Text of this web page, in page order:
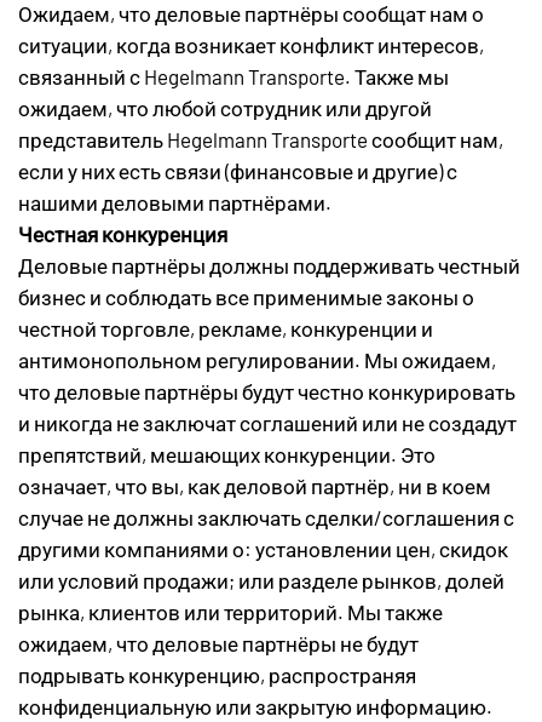
Ожидаем, что деловые партнёры сообщат нам о
ситуации, когда возникает конфликт интересов,
связанный с Hegelmann Transporte. Также мы
ожидаем, что любой сотрудник или другой
представитель Hegelmann Transporte сообщит нам,
если у них есть связи (финансовые и другие) с
нашими деловыми партнёрами.
Честная конкуренция
Деловые партнёры должны поддерживать честный
бизнес и соблюдать все применимые законы о
честной торговле, рекламе, конкуренции и
антимонопольном регулировании. Мы ожидаем,
что деловые партнёры будут честно конкурировать
и никогда не заключат соглашений или не создадут
препятствий, мешающих конкуренции. Это
означает, что вы, как деловой партнёр, ни в коем
случае не должны заключать сделки/соглашения с
другими компаниями о: установлении цен, скидок
или условий продажи; или разделе рынков, долей
рынка, клиентов или территорий. Мы также
ожидаем, что деловые партнёры не будут
подрывать конкуренцию, распространяя
конфиденциальную или закрытую информацию.